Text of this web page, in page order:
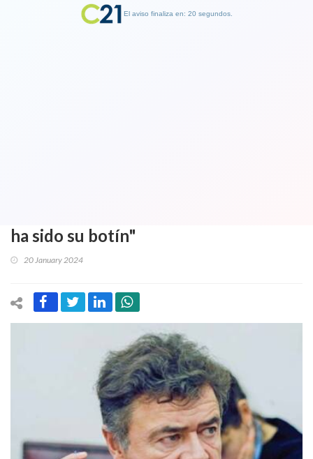
ha sido su botín"
20 January 2024
El aviso finaliza en: 19 segundos.